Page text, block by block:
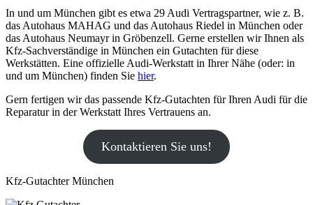
In und um München gibt es etwa 29 Audi Vertragspartner, wie z. B.
das Autohaus MAHAG und das Autohaus Riedel in München oder
das Autohaus Neumayr in Gröbenzell. Gerne erstellen wir Ihnen als
Kfz-Sachverständige in München ein Gutachten für diese
Werkstätten. Eine offizielle Audi-Werkstatt in Ihrer Nähe (oder: in
und um München) finden Sie hier.
Gern fertigen wir das passende Kfz-Gutachten für Ihren Audi für die
Reparatur in der Werkstatt Ihres Vertrauens an.
Kontaktieren Sie uns!
Kfz-Gutachter München